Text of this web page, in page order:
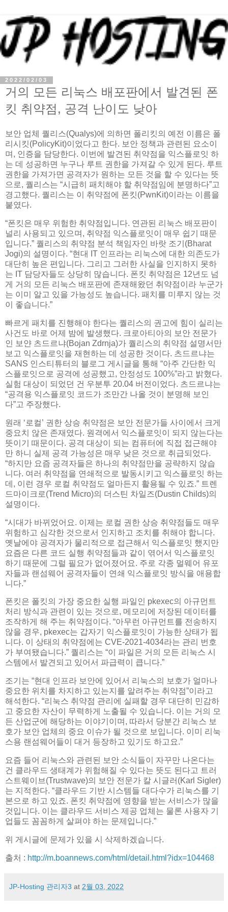
2022/02/03
거의 모든 리눅스 배포판에서 발견된 폰
킷 취약점, 공격 난이도 낮아
보안 업체 퀄리스(Qualys)에 의하면 폴리킷의 예전 이름은 폴
리시킷(PolicyKit)이었다고 한다. 보안 정책과 관련된 요소이
며, 인증을 담당한다. 이번에 발견된 취약점을 익스플로잇 하
는 데 성공하면 누구나 루트 권한을 가져갈 수 있게 된다. 루트
권한을 가져가면 공격자가 원하는 모든 것을 할 수 있다는 뜻
으로, 퀄리스는 “시급히 패치해야 할 취약점임에 분명하다”고
경고했다. 퀄리스는 이 취약점에 폰킷(PwnKit)이라는 이름을
붙였다.
“폰킷은 매우 위험한 취약점입니다. 연관된 리눅스 배포판이
널리 사용되고 있으며, 취약점 익스플로잇이 매우 쉽기 때문
입니다.” 퀄리스의 취약점 분석 책임자인 바랏 조기(Bharat
Jogi)의 설명이다. “현대 IT 인프라는 리눅스에 대한 의존도가
대단히 높은 편입니다. 그리고 그러한 사실을 인지하지 못하
는 IT 담당자들도 상당히 많습니다. 폰킷 취약점은 12년도 넘
게 거의 모든 리눅스 배포판에 존재해왔던 취약점이라 누군가
는 이미 알고 있을 가능성도 높습니다. 패치를 미루지 않는 것
이 좋습니다.”
빠르게 패치를 진행해야 한다는 퀄리스의 권고에 힘이 실리는
사건도 바로 어제 밤에 발생했다. 크로아티아의 보안 전문가
인 보얀 츠드르냐(Bojan Zdrnja)가 퀄리스의 취약점 설명서만
보고 익스플로잇을 재현하는 데 성공한 것이다. 츠드르냐는
SANS 인스티튜터의 블로그 게시글을 통해 “아주 간단한 익
스플로잇으로 공격에 성공했고, 안정성도 100%”라고 밝혔다.
실험 대상이 되었던 건 우분투 20.04 버전이었다. 츠드르냐는
“공격용 익스플로잇 코드가 조만간 나올 것이 분명해 보인
다”고 주장했다.
원래 ‘로컬’ 권한 상승 취약점은 보안 전문가들 사이에서 크게
중요치 않은 존재였다. 원격에서 익스플로잇이 되지 않는다는
뜻이기 때문이다. 공격 대상이 되는 컴퓨터에 직접 접근해야
만 하니 실제 공격 가능성은 매우 낮은 것으로 취급되었다.
“하지만 요즘 공격자들은 하나의 취약점만을 공략하지 않습
니다. 여러 취약점을 연쇄적으로 발동시키고 익스플로잇 하는
데, 이런 경우 로컬 취약점도 얼마든지 활용될 수 있죠.” 트렌
드마이크로(Trend Micro)의 더스틴 차일즈(Dustin Childs)의
설명이다.
“시대가 바뀌었어요. 이제는 로컬 권한 상승 취약점들도 매우
위험하고 심각한 것으로서 인지하고 조치를 취해야 합니다.
옛날에야 공격자가 물리적으로 접근해서 익스플로잇 했지만
요즘은 다른 코드 실행 취약점들과 같이 엮어서 익스플로잇
하기 때문에 그럴 필요가 없어졌어요. 주로 각종 멀웨어 유포
자들과 랜섬웨어 공격자들이 연쇄 익스플로잇 방식을 애용합
니다.”
폰킷은 폴킷의 가장 중요한 실행 파일인 pkexec의 아규먼트
처리 방식과 관련이 있는 것으로, 메모리에 저장된 데이터를
조작하게 해 주는 취약점이다. “아무런 아규먼트를 전송하지
않을 경우, pkexec는 갑자기 익스플로잇이 가능한 상태가 됩
니다. 이 상태의 취약점에는 CVE-2021-4034라는 관리 번호
가 부여됐습니다.” 퀄리스는 “이 파일은 거의 모든 리눅스 시
스템에서 발견되고 있어서 파급력이 큽니다.”
조기는 “현대 인프라 보안에 있어서 리눅스의 보호가 얼마나
중요한 위치를 차지하고 있는지를 알려주는 취약점”이라고
해석한다. “리눅스 취약점 관리에 실패할 경우 대단히 민감하
고 중요한 자산이 무력하게 노출될 수 있습니다. 이는 거의 모
든 산업군에 해당하는 이야기이며, 따라서 당분간 리눅스 보
호가 보안 업체의 중요 이슈가 될 것으로 보입니다. 이미 리눅
스용 랜섬웨어들이 대거 등장하고 있기도 하고요.”
요즘 들어 리눅스와 관련된 보안 소식들이 자꾸만 나온다는
건 클라우드 생태계가 위험해질 수 있다는 뜻도 된다고 트러
스트웨이브(Trustwave)의 보안 전문가 칼 시글러(Karl Sigler)
는 지적한다. “클라우드 기반 시스템들 대다수가 리눅스를 기
본으로 하고 있죠. 폰킷 취약점에 영향을 받는 서비스가 많을
것입니다. 이는 클라우드 서비스 제공 업체는 물론 사용자 기
업들도 꼼꼼하게 살펴야 하는 문제입니다.”
위 게시글에 문제가 있을 시 삭제하겠습니다.
출처 : http://m.boannews.com/html/detail.html?idx=104468
JP-Hosting 관리자3 at 2월 03, 2022